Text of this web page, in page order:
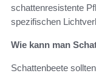
schattenresistente
spezifischen
Wie kann man
Schattenbeete